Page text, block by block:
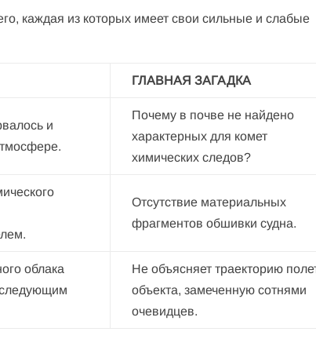
каждая из которых имеет свои сильные и слабые
ГЛАВНАЯ ЗАГАДКА
и
Почему в почве не найдено
характерных для комет
химических следов?
Отсутствие материальных
фрагментов обшивки судна.
облака
Не объясняет траекторию
объекта, замеченную сотнями
очевидцев.